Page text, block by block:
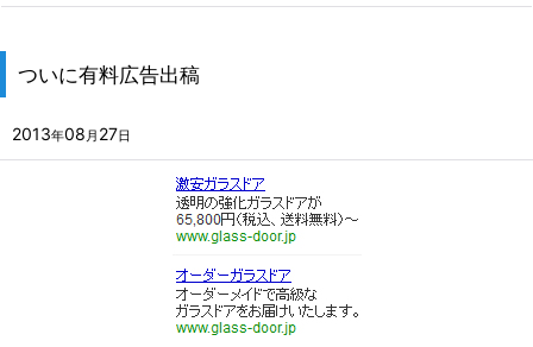
ついに有料広告出稿
2013年08 月 27日